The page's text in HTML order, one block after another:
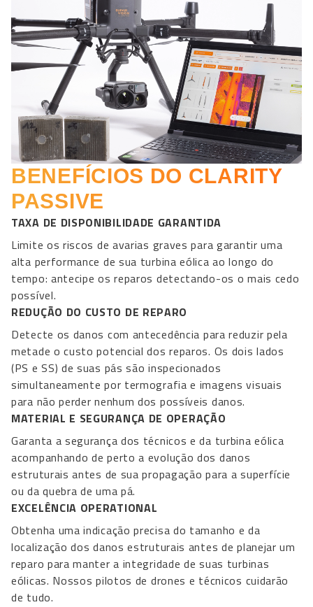
BENEFÍCIOS DO CLARITY
PASSIVE
TAXA DE DISPONIBILIDADE GARANTIDA
Limite os riscos de avarias graves para garantir uma
alta performance de sua turbina eólica ao longo do
tempo: antecipe os reparos detectando-os o mais cedo
possível.
REDUÇÃO DO CUSTO DE REPARO
Detecte os danos com antecedência para reduzir pela
metade o custo potencial dos reparos. Os dois lados
(PS e SS) de suas pás são inspecionados
simultaneamente por termografia e imagens visuais
para não perder nenhum dos possíveis danos.
MATERIAL E SEGURANÇA DE OPERAÇÃO
Garanta a segurança dos técnicos e da turbina eólica
acompanhando de perto a evolução dos danos
estruturais antes de sua propagação para a superfície
ou da quebra de uma pá.
EXCELÊNCIA OPERATIONAL
Obtenha uma indicação precisa do tamanho e da
localização dos danos estruturais antes de planejar um
reparo para manter a integridade de suas turbinas
eólicas. Nossos pilotos de drones e técnicos cuidarão
de tudo.